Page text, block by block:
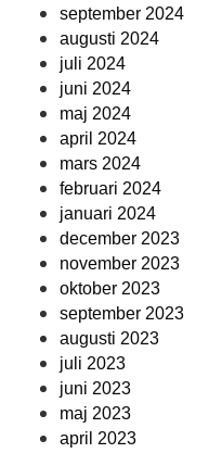
september 2024
augusti 2024
juli 2024
juni 2024
maj 2024
april 2024
mars 2024
februari 2024
januari 2024
december 2023
november 2023
oktober 2023
september 2023
augusti 2023
juli 2023
juni 2023
maj 2023
april 2023